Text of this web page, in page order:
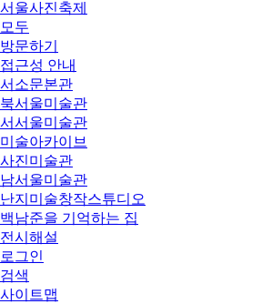
서울사진축제
모두
방문하기
접근성 안내
서소문본관
북서울미술관
서서울미술관
미술아카이브
사진미술관
남서울미술관
난지미술창작스튜디오
백남준을 기억하는 집
전시해설
로그인
검색
사이트맵